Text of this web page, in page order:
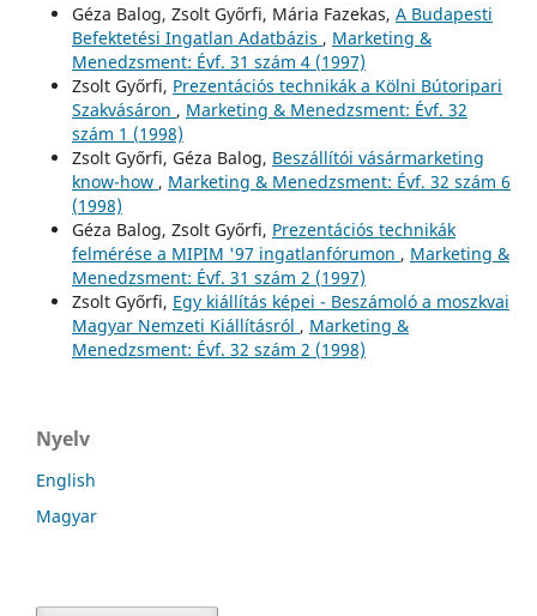
Géza Balog, Zsolt Győrfi, Mária Fazekas, A Budapesti
Befektetési Ingatlan Adatbázis , Marketing &
Menedzsment: Évf. 31 szám 4 (1997)
Zsolt Győrfi, Prezentációs technikák a Kölni Bútoripari
Szakvásáron , Marketing & Menedzsment: Évf. 32
szám 1 (1998)
Zsolt Győrfi, Géza Balog, Beszállítói vásármarketing
know-how , Marketing & Menedzsment: Évf. 32 szám 6
(1998)
Géza Balog, Zsolt Győrfi, Prezentációs technikák
felmérése a MIPIM '97 ingatlanfórumon , Marketing &
Menedzsment: Évf. 31 szám 2 (1997)
Zsolt Győrfi, Egy kiállítás képei - Beszámoló a moszkvai
Magyar Nemzeti Kiállításról , Marketing &
Menedzsment: Évf. 32 szám 2 (1998)
Nyelv
English
Magyar